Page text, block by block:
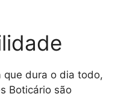
que dura o dia todo,
Boticário são